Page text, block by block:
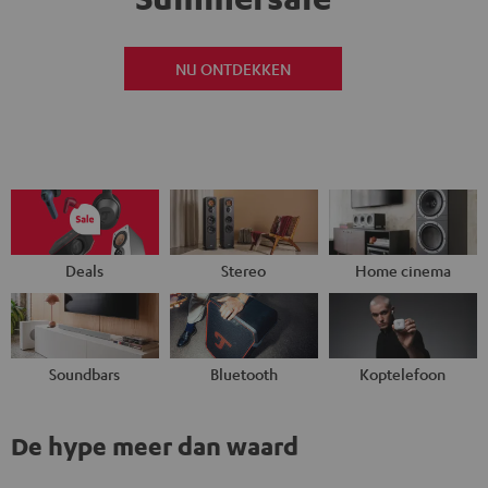
NU ONTDEKKEN
Deals Stereo Home cinema
Soundbars Bluetooth Koptelefoon
De hype meer dan waard